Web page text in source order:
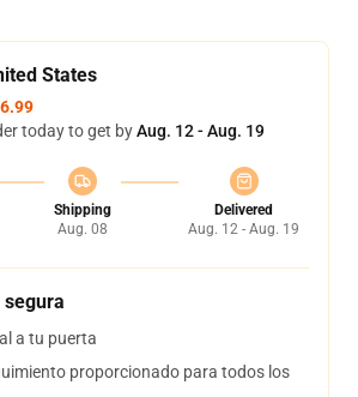
States
today to get byAug. 12 - Aug. 19
Shipping
Aug. 08
Delivered
Aug. 12 - Aug. 19
a tu puerta
proporcionado para todos los